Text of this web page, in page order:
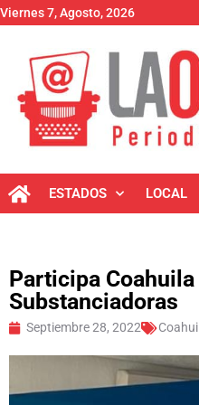
Viernes 7, Agosto, 2026
ESTADOS LOCAL
Participa
Substanciadoras
Septiembre 28, 2022